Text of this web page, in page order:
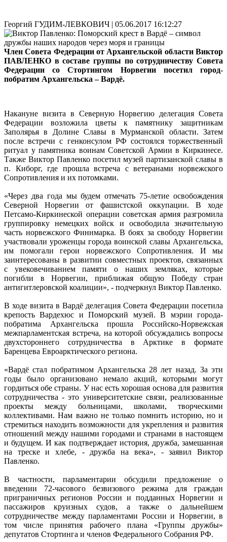
Георгий ГУДИМ-ЛЕВКОВИЧ | 05.06.2017 16:12:27
Член Совета Федерации от Архангельской области Виктор
ПАВЛЕНКО в составе группы по сотрудничеству Совета
Федерации со Стортингом Норвегии посетил город-
побратим Архангельска – Вардё.
Накануне визита в Северную Норвегию делегация Совета
Федерации возложила цветы к памятнику защитникам
Заполярья в Долине Славы в Мурманской области. Затем
после встречи с генконсулом РФ состоялся торжественный
ритуал у памятника воинам Советской Армии в Киркинесе.
Также Виктор Павленко посетил музей партизанской славы в
п. Киборг, где прошла встреча с ветеранами норвежского
Сопротивления и их потомками.
«Через два года мы будем отмечать 75-летие освобождения
Северной Норвегии от фашистской оккупации. В ходе
Петсамо-Киркинеской операции советская армия разгромила
группировку немецких войск и освободила значительную
часть норвежского Финнмарка. В боях за свободу Норвегии
участвовали уроженцы города воинской славы Архангельска,
им помогали герои норвежского Сопротивления. И мы
заинтересованы в развитии совместных проектов, связанных
с увековечиванием памяти о наших земляках, которые
погибли в Норвегии, приближая общую Победу стран
антигитлеровской коалиции», - подчеркнул Виктор Павленко.
В ходе визита в Вардё делегация Совета Федерации посетила
крепость Вардехюс и Поморский музей. В мэрии города-
побратима Архангельска прошла Российско-Норвежская
межпарламентская встреча, на которой обсуждались вопросы
двухстороннего сотрудничества в Арктике в формате
Баренцева Евроарктического региона.
«Вардё стал побратимом Архангельска 28 лет назад. За эти
годы было организовано немало акций, которыми могут
гордиться обе страны. У нас есть хорошая основа для развития
сотрудничества - это университетские связи, реализованные
проекты между больницами, школами, творческими
коллективами. Нам важно не только помнить историю, но и
стремиться находить возможности для укрепления и развития
отношений между нашими городами и странами в настоящем
и будущем. И как подтверждает история, дружба, замешанная
на треске и хлебе, - дружба на века», - заявил Виктор
Павленко.
В частности, парламентарии обсудили предложение о
введении 72-часового безвизового режима для граждан
приграничных регионов России и подданных Норвегии и
пассажиров круизных судов, а также о дальнейшем
сотрудничестве между парламентами России и Норвегии, в
том числе принятия рабочего плана «Группы дружбы»
депутатов Стортинга и членов Федерального Собрания РФ.